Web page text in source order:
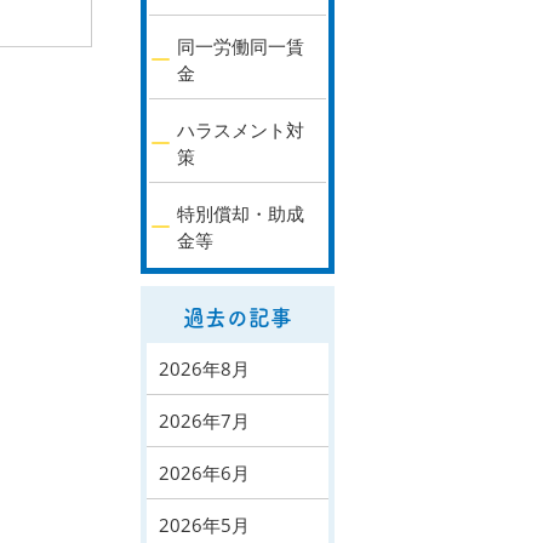
同一労働同一賃
金
ハラスメント対
策
特別償却・助成
金等
過去の記事
2026年8月
2026年7月
2026年6月
2026年5月